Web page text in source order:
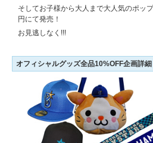
そしてお子様から大人まで大人気のポッ
円にて発売！
お見逃しなく!!!
オフィシャルグッズ全品10%OFF企画詳細